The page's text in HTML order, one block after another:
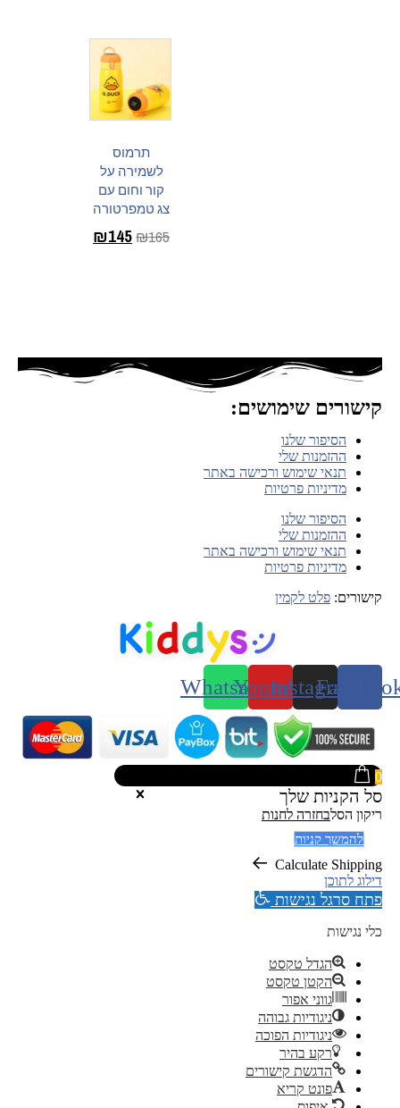
תרמוס
לשמירה על
קור וחום עם
צג טמפרטורה
₪165
₪145
קישורים שימושים:
הסיפור שלנו
ההזמנות שלי
תנאי שימוש ורכישה באתר
מדיניות פרטיות
הסיפור שלנו
ההזמנות שלי
תנאי שימוש ורכישה באתר
מדיניות פרטיות
קישורים: פלט לקמין
Instagram
Youtube
Whatsapp
0
סל הקניות שלך
ריקון הסלבחזרה לחנות
להמשך קניות
Calculate Shipping
דילוג לתוכן
פתח סרגל נגישות
כלי נגישות
הגדל טקסט
הקטן טקסט
גווני אפור
ניגודיות גבוהה
ניגודיות הפוכה
רקע בהיר
הדגשת קישורים
פונט קריא